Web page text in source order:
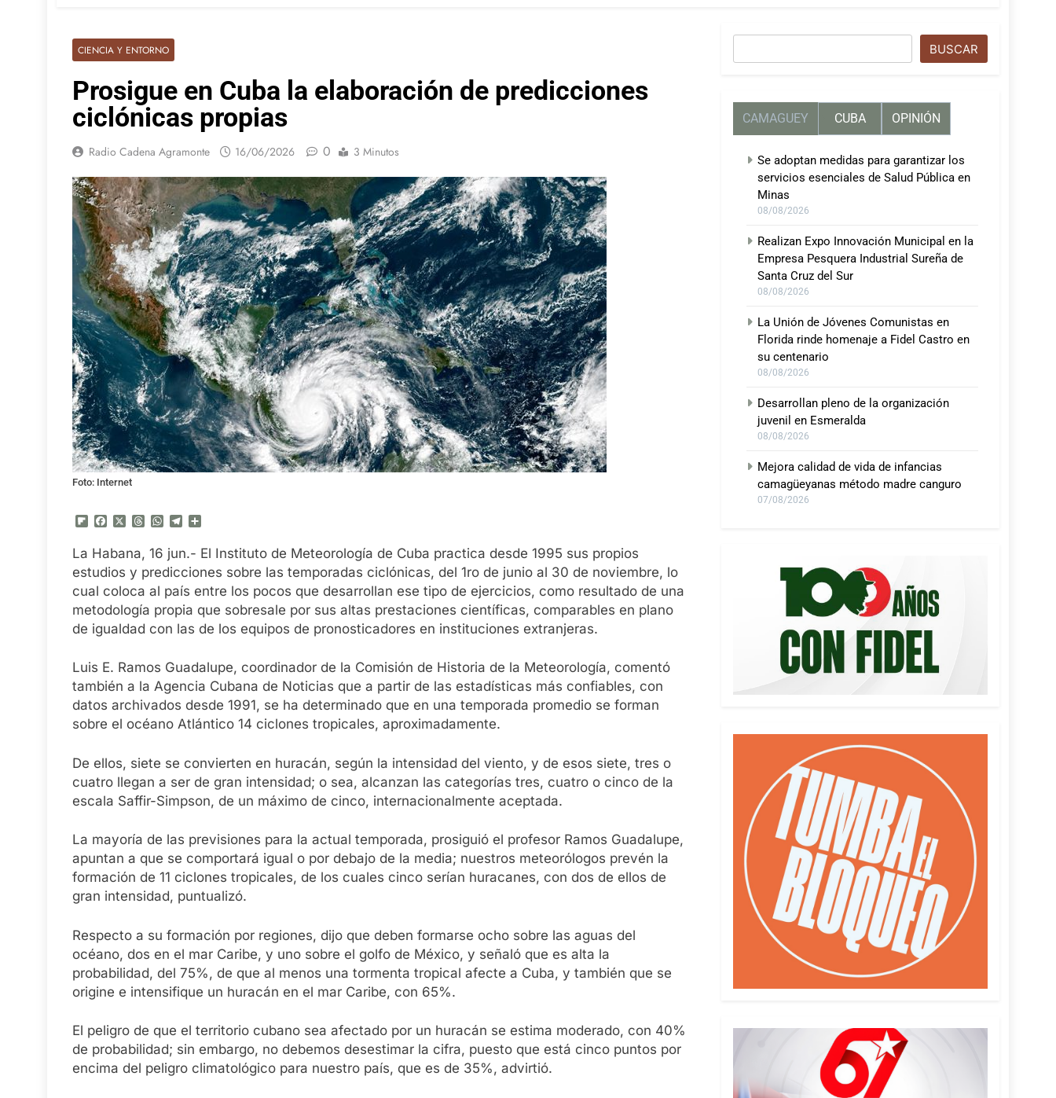
CIENCIA Y ENTORNO
Prosigue en Cuba la elaboración de predicciones
ciclónicas propias
Radio Cadena Agramonte 16/06/2026 0 3 Minutos
Foto: Internet
Flipboard
FacebookThreadsWhatsApp
Telegram
La Habana, 16 jun.- El Instituto de Meteorología de Cuba practica desde 1995 sus propios
estudios y predicciones sobre las temporadas ciclónicas, del 1ro de junio al 30 de noviembre, lo
cual coloca al país entre los pocos que desarrollan ese tipo de ejercicios, como resultado de una
metodología propia que sobresale por sus altas prestaciones científicas, comparables en plano
de igualdad con las de los equipos de pronosticadores en instituciones extranjeras.
Luis E. Ramos Guadalupe, coordinador de la Comisión de Historia de la Meteorología, comentó
también a la Agencia Cubana de Noticias que a partir de las estadísticas más confiables, con
datos archivados desde 1991, se ha determinado que en una temporada promedio se forman
sobre el océano Atlántico 14 ciclones tropicales, aproximadamente.
De ellos, siete se convierten en huracán, según la intensidad del viento, y de esos siete, tres o
cuatro llegan a ser de gran intensidad; o sea, alcanzan las categorías tres, cuatro o cinco de la
escala Saffir-Simpson, de un máximo de cinco, internacionalmente aceptada.
La mayoría de las previsiones para la actual temporada, prosiguió el profesor Ramos Guadalupe,
apuntan a que se comportará igual o por debajo de la media; nuestros meteorólogos prevén la
formación de 11 ciclones tropicales, de los cuales cinco serían huracanes, con dos de ellos de
gran intensidad, puntualizó.
Respecto a su formación por regiones, dijo que deben formarse ocho sobre las aguas del
océano, dos en el mar Caribe, y uno sobre el golfo de México, y señaló que es alta la
probabilidad, del 75%, de que al menos una tormenta tropical afecte a Cuba, y también que se
origine e intensifique un huracán en el mar Caribe, con 65%.
El peligro de que el territorio cubano sea afectado por un huracán se estima moderado, con 40%
de probabilidad; sin embargo, no debemos desestimar la cifra, puesto que está cinco puntos por
encima del peligro climatológico para nuestro país, que es de 35%, advirtió.
BUSCAR
CAMAGUEY CUBA OPINIÓN
Se adoptan medidas para garantizar los
servicios esenciales de Salud Pública en
Minas
08/08/2026
Realizan Expo Innovación Municipal en la
Empresa Pesquera Industrial Sureña de
Santa Cruz del Sur
08/08/2026
La Unión de Jóvenes Comunistas en
Florida rinde homenaje a Fidel Castro en
su centenario
08/08/2026
Desarrollan pleno de la organización
juvenil en Esmeralda
08/08/2026
Mejora calidad de vida de infancias
camagüeyanas método madre canguro
07/08/2026